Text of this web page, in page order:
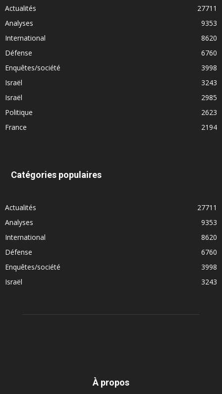
Actualités
27711
Analyses
9353
International
8620
Défense
6760
Enquêtes/société
3998
Israël
3243
Israël
2985
Politique
2623
France
2194
Catégories populaires
Actualités
27711
Analyses
9353
International
8620
Défense
6760
Enquêtes/société
3998
Israël
3243
À propos